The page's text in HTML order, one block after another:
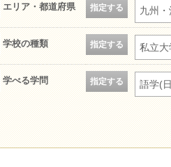
エリア・都道府県 指定する 九州・
学校の種類 指定する 私立大
学べる学問 指定する 語学(